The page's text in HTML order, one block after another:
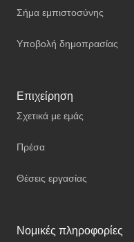
Σήμα εμπιστοσύνης
Υποβολή δημοπρασίας
Επιχείρηση
Σχετικά με εμάς
Πρέσα
Θέσεις εργασίας
Νομικές πληροφορίες